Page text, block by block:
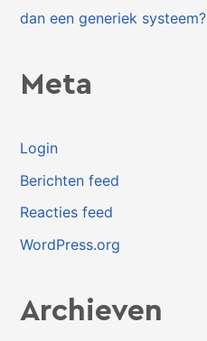
dan een generiek systeem?
Meta
Login
Berichten feed
Reacties feed
WordPress.org
Archieven